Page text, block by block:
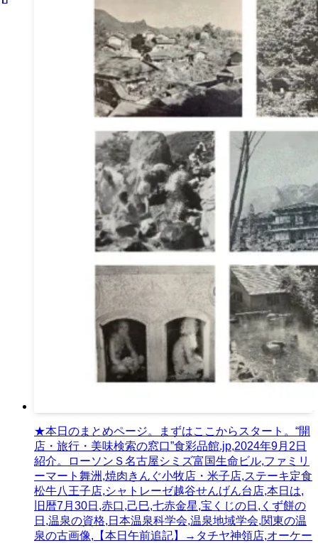
★本日のまとめページ。まずはここからスタート。“開
店・旅行・美味検索の窓口”食彩品館.jp,2024年9月2日
紹介。ローソンＳ名古屋シミズ富国生命ビル,ファミリ
ーマート舞洲,焼肉きんぐ小牧店・米子店,ステーキ定食
松牛八王子店,シャトレーゼ越谷せんげん台店,本日は,
旧暦7月30日,赤口,己巳,七赤金星,宝くじの日,くず餅の
日,温泉の資格,日本温泉科学会,温泉地域学会,関東の温
泉の古画像,【本日午前追記】→タチヤ神領店,オーケー